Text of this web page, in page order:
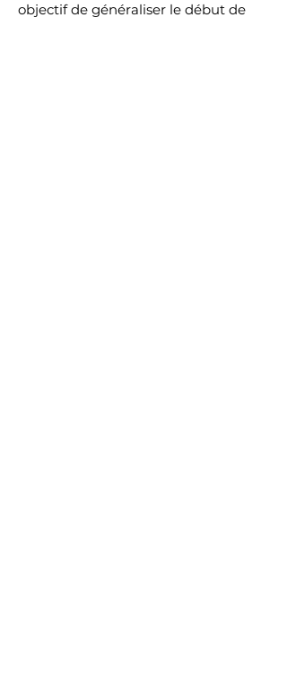
objectif de généraliser le début de